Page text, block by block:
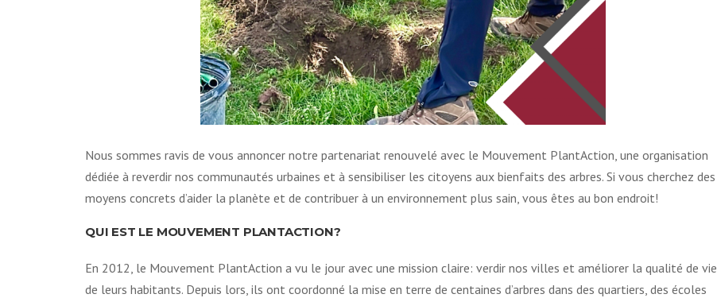
Nous sommes ravis de vous annoncer notre partenariat renouvelé avec le Mouvement PlantAction, une organisation
dédiée à reverdir nos communautés urbaines et à sensibiliser les citoyens aux bienfaits des arbres. Si vous cherchez des
moyens concrets d’aider la planète et de contribuer à un environnement plus sain, vous êtes au bon endroit!
QUI EST LE MOUVEMENT PLANTACTION?
En 2012, le Mouvement PlantAction a vu le jour avec une mission claire: verdir nos villes et améliorer la qualité de vie
de leurs habitants. Depuis lors, ils ont coordonné la mise en terre de centaines d’arbres dans des quartiers, des écoles